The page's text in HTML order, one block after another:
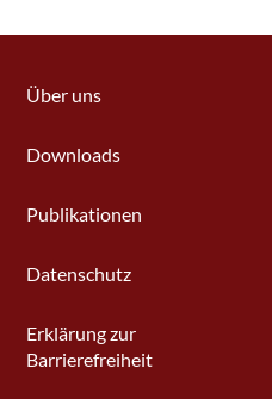
Über uns
Downloads
Publikationen
Datenschutz
Erklärung zur
Barrierefreiheit